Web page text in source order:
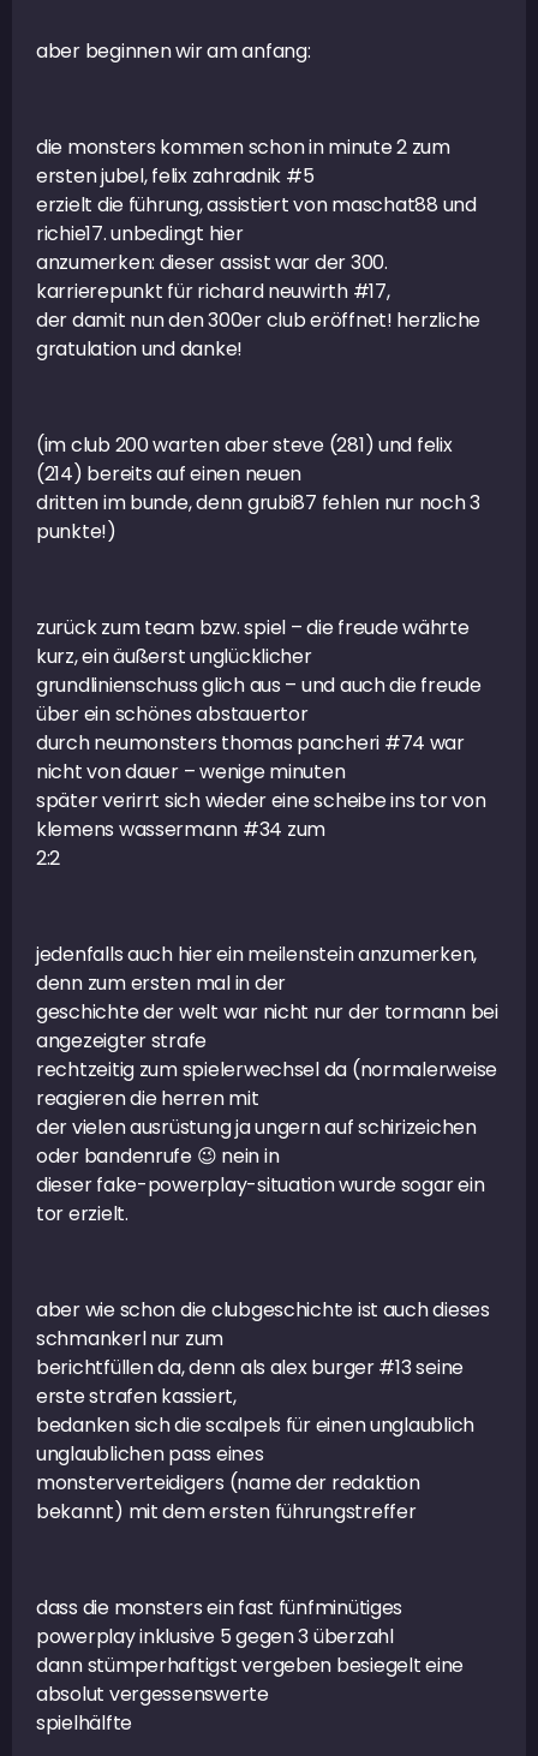
aber beginnen wir am anfang:
die monsters kommen schon in minute 2 zum
ersten jubel, felix zahradnik #5
erzielt die führung, assistiert von maschat88 und
richie17. unbedingt hier
anzumerken: dieser assist war der 300.
karrierepunkt für richard neuwirth #17,
der damit nun den 300er club eröffnet! herzliche
gratulation und danke!
(im club 200 warten aber steve (281) und felix
(214) bereits auf einen neuen
dritten im bunde, denn grubi87 fehlen nur noch 3
punkte!)
zurück zum team bzw. spiel – die freude währte
kurz, ein äußerst unglücklicher
grundlinienschuss glich aus – und auch die freude
über ein schönes abstauertor
durch neumonsters thomas pancheri #74 war
nicht von dauer – wenige minuten
später verirrt sich wieder eine scheibe ins tor von
klemens wassermann #34 zum
2:2
jedenfalls auch hier ein meilenstein anzumerken,
denn zum ersten mal in der
geschichte der welt war nicht nur der tormann bei
angezeigter strafe
rechtzeitig zum spielerwechsel da (normalerweise
reagieren die herren mit
der vielen ausrüstung ja ungern auf schirizeichen
oder bandenrufe 😉 nein in
dieser fake-powerplay-situation wurde sogar ein
tor erzielt.
aber wie schon die clubgeschichte ist auch dieses
schmankerl nur zum
berichtfüllen da, denn als alex burger #13 seine
erste strafen kassiert,
bedanken sich die scalpels für einen unglaublich
unglaublichen pass eines
monsterverteidigers (name der redaktion
bekannt) mit dem ersten führungstreffer
dass die monsters ein fast fünfminütiges
powerplay inklusive 5 gegen 3 überzahl
dann stümperhaftigst vergeben besiegelt eine
absolut vergessenswerte
spielhälfte